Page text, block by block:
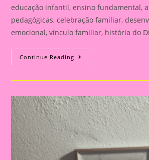
educação infantil, ensino fundamental,
pedagógicas, celebração familiar,
emocional, vínculo familiar, história do
Continue Reading Atividade
Para
Dia
Dia
Dos
Pais:
Celebração
E
Aprendizado
Na
Educação
Infantil